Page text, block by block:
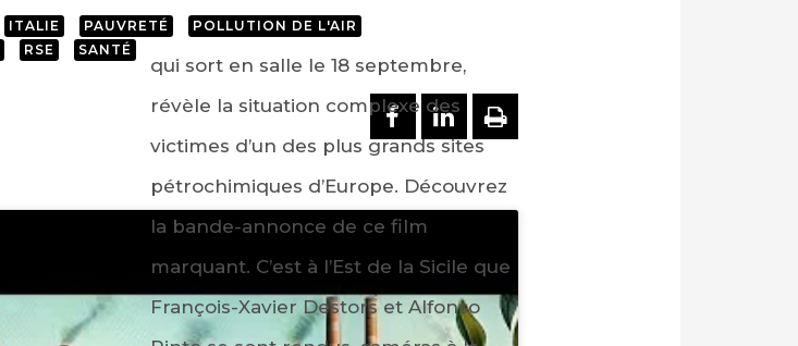
ITALIE PAUVRETÉ
POLLUTION DE L'AIR
RSE SANTÉ
PARTAGER SUR FACEBOOK
PARTAGER SUR
IMPRIMER
qui sort en salle le 18 septembre,
révèle la situation complexe des
victimes d’un des plus grands sites
pétrochimiques d’Europe. Découvrez
la bande-annonce de ce film
marquant. C’est à l’Est de la Sicile que
François-Xavier Destors et Alfonso